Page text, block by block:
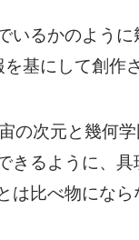
るかのよう
基にして創作
の次元と幾何
るように、
は比べ物にな